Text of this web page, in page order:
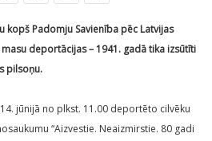
kopš Padomju Savienība pēc Latvijas
deportācijas – 1941. gadā tika izsūtīti
pilsoņu.
jūnijā no plkst. 11.00 deportēto cilvēku
“Aizvestie. Neaizmirstie. 80 gadi